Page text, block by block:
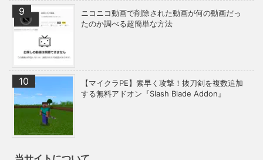
ニコニコ動画で削除された動画が何の動画だっ
たのか調べる超簡単な方法
【マイクラPE】素早く攻撃！抜刀剣を複数追加
する無料アドオン『Slash Blade Addon』